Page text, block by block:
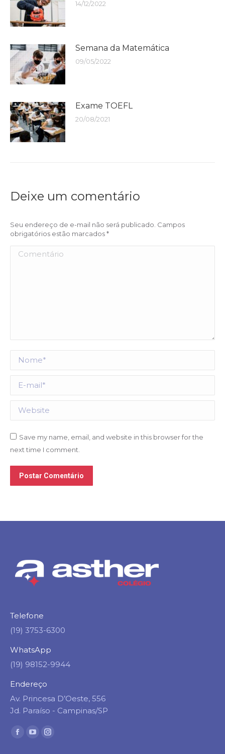
14/12/2022
Semana da Matemática
09/05/2022
Exame TOEFL
20/08/2021
Deixe um comentário
Seu endereço de e-mail não será publicado. Campos
obrigatórios estão marcados*
Comentário
Nome *
E-mail *
Website
Save my name, email, and website in this browser for the
next time I comment.
Postar Comentário
Telefone
(19) 3753-6300
WhatsApp
(19) 98152-9944
Endereço
Av. Princesa D’Oeste, 556
Jd. Paraíso - Campinas/SP
Encontre-nos em:
Facebook
YouTubeInstagram